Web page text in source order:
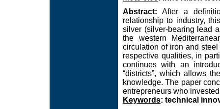
Abstract: After a
relationship to industry,
silver (silver-bearing lead
the western
circulation of iron and
respective qualities, in
continues with an
“districts”, which allows
knowledge. The paper
entrepreneurs who
Keywords: technical